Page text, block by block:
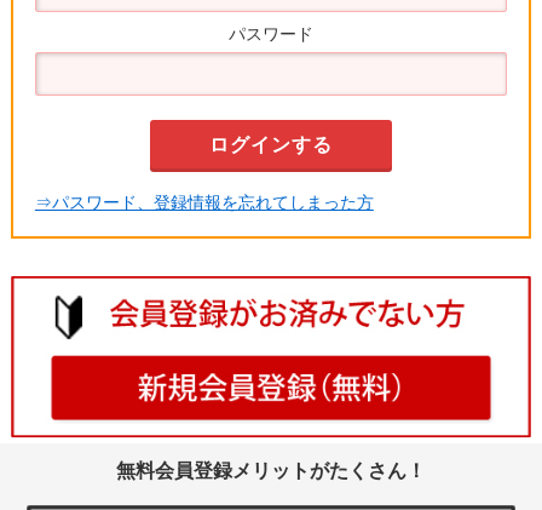
パスワード
⇒パスワード、登録情報を忘れてしまった方
無料会員登録メリットがたくさん！